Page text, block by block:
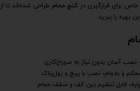
برای قرارگیری در کنج حمام طراحی شده‌اند تا از
بهره را ببرید.
نصب آسان بدون نیاز به سوراخ‌کاری
و بادوام، نصب با پیچ و رول‌پلاک
پایه، قابل تنظیم بین کف و سقف حمام